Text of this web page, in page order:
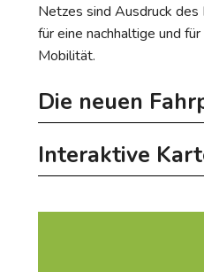
Netzes sind Ausdruck
für eine nachhaltige und
Mobilität.
Die neuen
Neue Fahrpläne (PDF)
Interaktive